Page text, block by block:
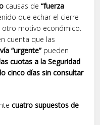
causas de“fuerza
que echar el cierre
motivo económico.
cuenta que las
“urgente” pueden
cuotas a la Seguridad
cinco días sin consultar
cuatro supuestos de